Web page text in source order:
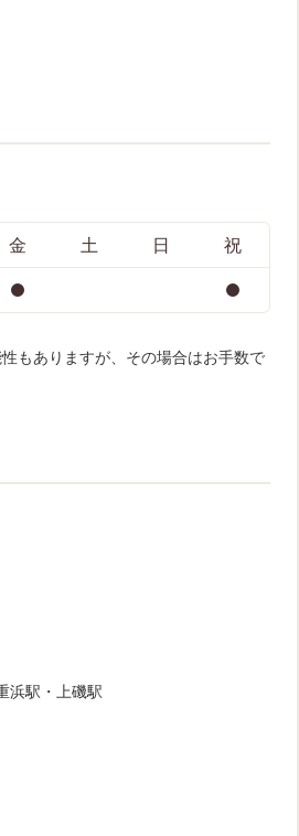
金 土 日
祝
もありますが、その場合はお手数で
浜駅・上磯駅